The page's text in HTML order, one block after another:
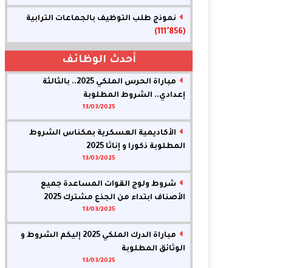
نموذج طلب التوظيف بالجماعات الترابية
(111٬856)
أحدث الوظائف
مباراة الحرس الملكي 2025.. بالثالثة
إعدادي.. الشروط المطلوبة
13/03/2025
الأكاديمية العسكرية بمكناس الشروط
المطلوبة ذكورا و إناثا 2025
13/03/2025
شروط ولوج القوات المساعدة جميع
الأصناف ابتداء من الجذع مشترك 2025
13/03/2025
مباراة الدرك الملكي 2025 إليكم الشروط و
الوثائق المطلوبة
13/03/2025